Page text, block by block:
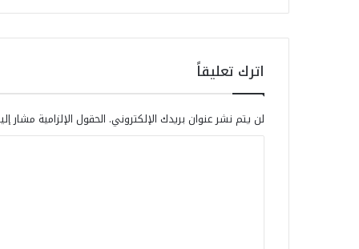
اترك تعليقاً
لن يتم نشر عنوان بريدك الإلكتروني. الحقول الإلزامية مشار